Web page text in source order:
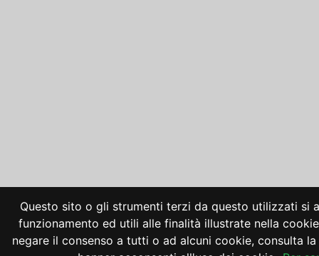
Questo sito o gli strumenti terzi da questo utilizzati si
funzionamento ed utili alle finalità illustrate nella
negare il consenso a tutti o ad alcuni cookie, consulta